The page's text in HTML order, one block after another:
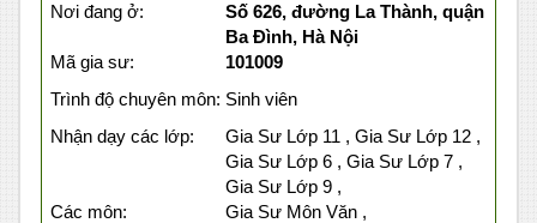
Nơi đang ở:
Số 626, đường La Thành, quận
Ba Đình, Hà Nội
Mã gia sư:
101009
Trình độ chuyên môn: Sinh viên
Nhận dạy các lớp:
Gia Sư Lớp 11 , Gia Sư Lớp 12 ,
Gia Sư Lớp 6 , Gia Sư Lớp 7 ,
Gia Sư Lớp 9 ,
Các môn:
Gia Sư Môn Văn ,